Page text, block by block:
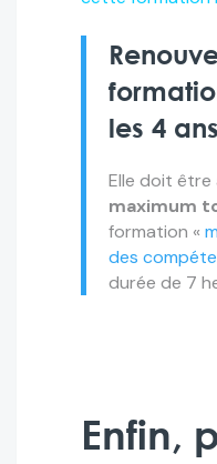
les 4
Elle doit être
maximum
formation «
des
durée de 7
Enfin,